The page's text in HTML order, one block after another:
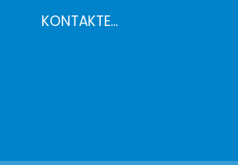
KONTAKTE...